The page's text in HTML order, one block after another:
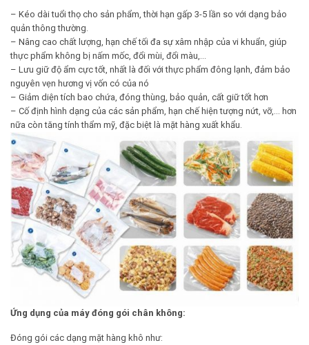
– Kéo dài tuổi thọ cho sản phẩm, thời hạn gấp 3-5 lần so với dạng bảo
quản thông thường.
– Nâng cao chất lượng, hạn chế tối đa sự xâm nhập của vi khuẩn, giúp
thực phẩm không bị nấm mốc, đổi mùi, đổi màu,…
– Lưu giữ độ ẩm cực tốt, nhất là đối với thực phẩm đông lạnh, đảm bảo
nguyên vẹn hương vị vốn có của nó
– Giảm diện tích bao chứa, đóng thùng, bảo quản, cất giữ tốt hơn
– Cố định hình dạng của các sản phẩm, hạn chế hiện tượng nứt, vỡ,… hơn
nữa còn tăng tính thẩm mỹ, đặc biệt là mặt hàng xuất khẩu.
Ứng dụng của máy đóng gói chân không:
Đóng gói các dạng mặt hàng khô như: